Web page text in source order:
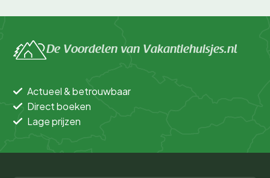
De Voordelen van Vakantiehuisjes.nl
Actueel & betrouwbaar
Direct boeken
Lage prijzen